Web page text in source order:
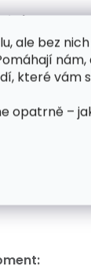
ale bez
které vám
opatrně –